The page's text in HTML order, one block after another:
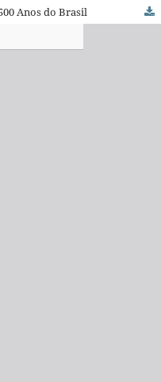
Anos do Brasil